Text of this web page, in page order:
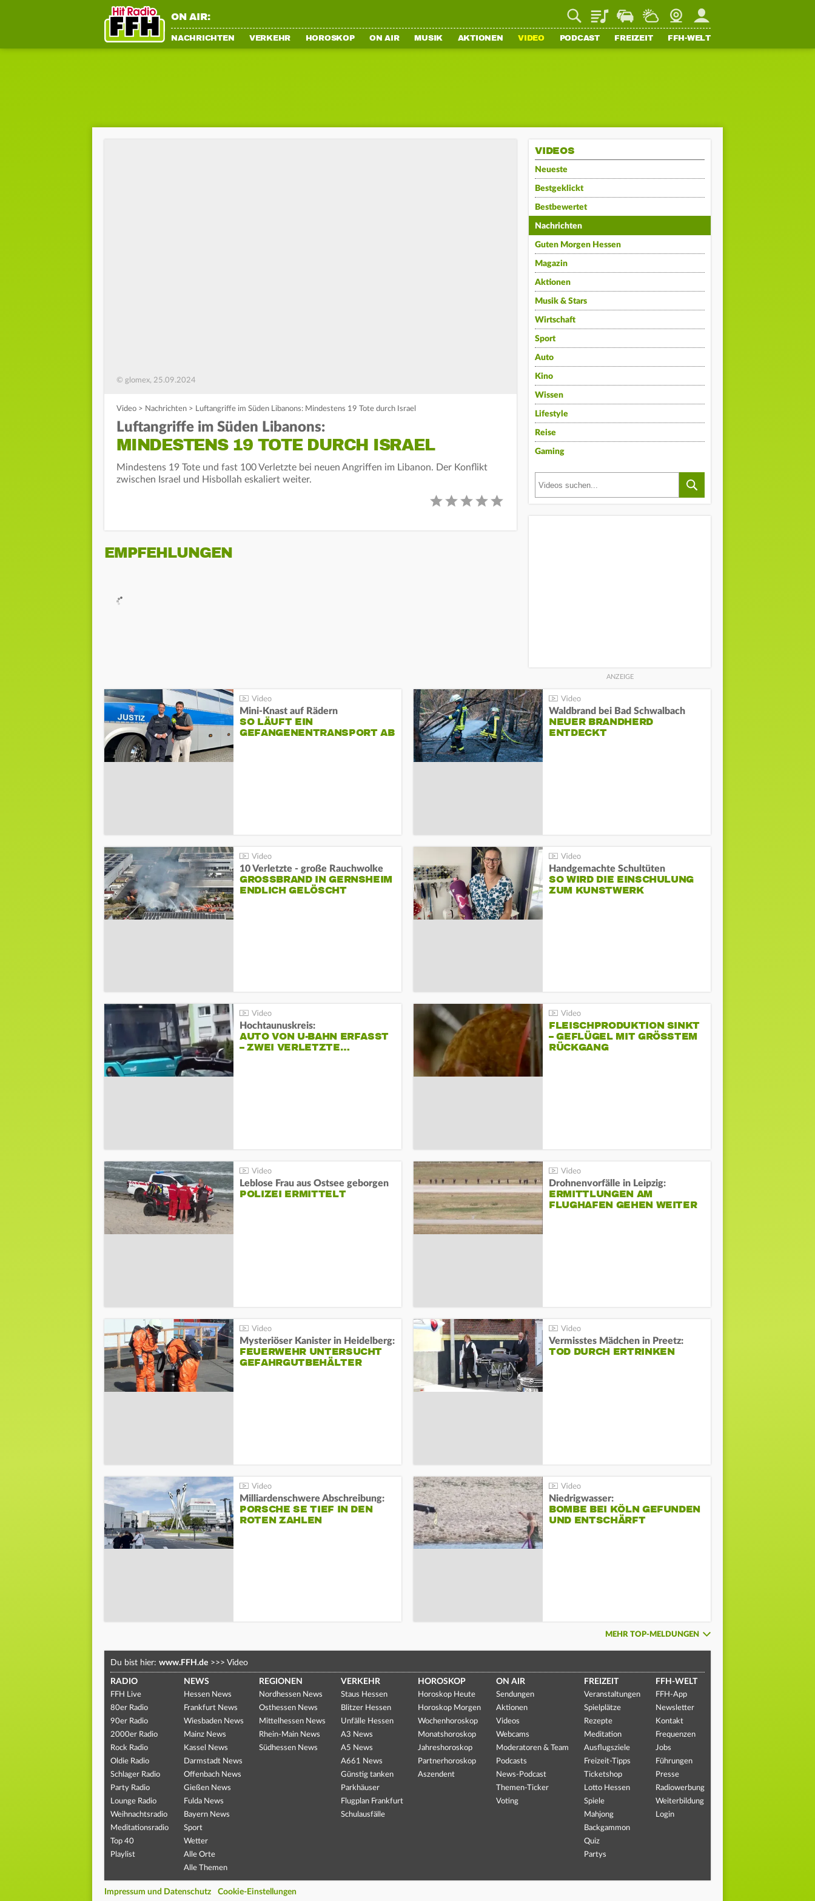
ON AIR: PlaylistStaupilotWetterWebcamMein FFH
NACHRICHTEN VERKEHR HOROSKOP ON AIR MUSIK AKTIONEN VIDEO PODCAST FREIZEIT FFH-WELT
© glomex, 25.09.2024
Video > Nachrichten > Luftangriffe im Süden Libanons: Mindestens 19 Tote durch Israel
Luftangriffe im Süden Libanons:
MINDESTENS 19 TOTE DURCH ISRAEL
Mindestens 19 Tote und fast 100 Verletzte bei neuen Angriffen im Libanon. Der Konflikt
zwischen Israel und Hisbollah eskaliert weiter.
EMPFEHLUNGEN
VIDEOS
Neueste
Bestgeklickt
Bestbewertet
Nachrichten
Guten Morgen Hessen
Magazin
Aktionen
Musik & Stars
Wirtschaft
Sport
Auto
Kino
Wissen
Lifestyle
Reise
Gaming
Mini-Knast auf Rädern
SO LÄUFT EIN
GEFANGENENTRANSPORT AB
Waldbrand bei Bad Schwalbach
NEUER BRANDHERD
ENTDECKT
10 Verletzte - große Rauchwolke
GROSSBRAND IN GERNSHEIM E
NDLICH GELÖSCHT
Handgemachte Schultüten
SO WIRD DIE EINSCHULUNG
ZUM KUNSTWERK
Hochtaunuskreis:
AUTO VON U-BAHN ERFASST
– ZWEI VERLETZTE…
FLEISCHPRODUKTION SINKT
– GEFLÜGEL MIT GRÖSSTEM R
ÜCKGANG
Leblose Frau aus Ostsee geborgen
POLIZEI ERMITTELT
Drohnenvorfälle in Leipzig:
ERMITTLUNGEN AM
FLUGHAFEN GEHEN WEITER
Mysteriöser Kanister in Heidelberg:
FEUERWEHR UNTERSUCHT
GEFAHRGUTBEHÄLTER
Vermisstes Mädchen in Preetz:
TOD DURCH ERTRINKEN
Milliardenschwere Abschreibung:
PORSCHE SE TIEF IN DEN
ROTEN ZAHLEN
Niedrigwasser:
BOMBE BEI KÖLN GEFUNDEN
UND ENTSCHÄRFT
MEHR TOP-MELDUNGEN
Du bist hier: www.FFH.de >>> Video
RADIO
FFH Live
80er Radio
90er Radio
2000er Radio
Rock Radio
Oldie Radio
Schlager Radio
Party Radio
Lounge Radio
Weihnachtsradio
Meditationsradio
Top 40
Playlist
NEWS
Hessen News
Frankfurt News
Wiesbaden News
Mainz News
Kassel News
Darmstadt News
Offenbach News
Gießen News
Fulda News
Bayern News
Sport
Wetter
Alle Orte
Alle Themen
REGIONEN
Nordhessen News
Osthessen News
Mittelhessen News
Rhein-Main News
Südhessen News
VERKEHR
Staus Hessen
Blitzer Hessen
Unfälle Hessen
A3 News
A5 News
A661 News
Günstig tanken
Parkhäuser
Flugplan Frankfurt
Schulausfälle
HOROSKOP
Horoskop Heute
Horoskop Morgen
Wochenhoroskop
Monatshoroskop
Jahreshoroskop
Partnerhoroskop
Aszendent
ON AIR
Sendungen
Aktionen
Videos
Webcams
Moderatoren & Team
Podcasts
News-Podcast
Themen-Ticker
Voting
FREIZEIT
Veranstaltungen
Spielplätze
Rezepte
Meditation
Ausflugsziele
Freizeit-Tipps
Ticketshop
Lotto Hessen
Spiele
Mahjong
Backgammon
Quiz
Partys
FFH-WELT
FFH-App
Newsletter
Kontakt
Frequenzen
Jobs
Führungen
Presse
Radiowerbung
Weiterbildung
Login
Impressum und Datenschutz Cookie-Einstellungen